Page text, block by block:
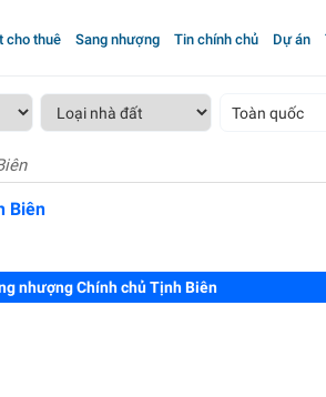
cho thuê Sang nhượng Tin chính chủ Dự án
Toàn quốc
Biên
nhượng Chính chủ Tịnh Biên